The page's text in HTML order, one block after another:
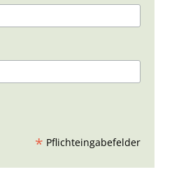
* Pflichteingabefelder